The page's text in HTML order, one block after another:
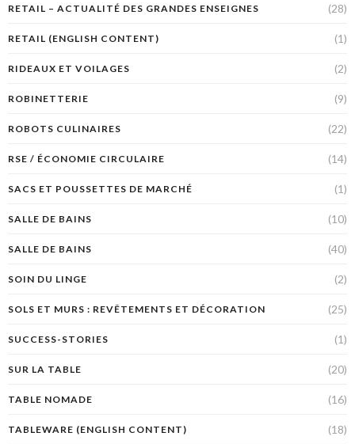
RETAIL – ACTUALITÉ DES GRANDES ENSEIGNES (28)
RETAIL (ENGLISH CONTENT) (1)
RIDEAUX ET VOILAGES (2)
ROBINETTERIE (9)
ROBOTS CULINAIRES (22)
RSE / ÉCONOMIE CIRCULAIRE (14)
SACS ET POUSSETTES DE MARCHÉ (1)
SALLE DE BAINS (10)
SALLE DE BAINS (40)
SOIN DU LINGE (2)
SOLS ET MURS : REVÊTEMENTS ET DÉCORATION (25)
SUCCESS-STORIES (1)
SUR LA TABLE (20)
TABLE NOMADE (16)
TABLEWARE (ENGLISH CONTENT) (18)